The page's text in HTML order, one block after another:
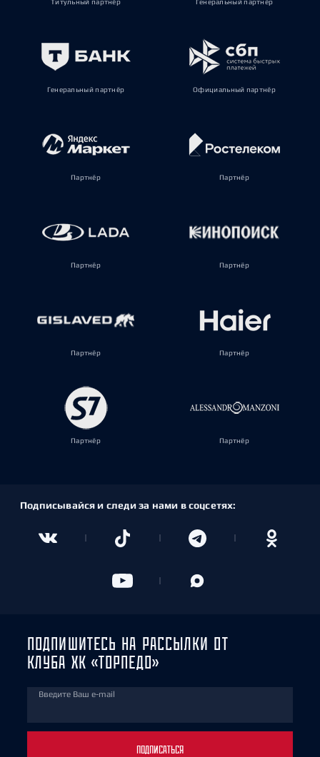
Титульный партнёр Генеральный партнёр
Генеральный партнёр Официальный партнёр
Партнёр Партнёр
Партнёр Партнёр
Партнёр Партнёр
Партнёр Партнёр
Подписывайся и следи за нами в соцсетях:
ПОДПИШИТЕСЬ НА РАССЫЛКИ ОТ
КЛУБА ХК «ТОРПЕДО»
Введите Ваш e-mail
ПОДПИСАТЬСЯ